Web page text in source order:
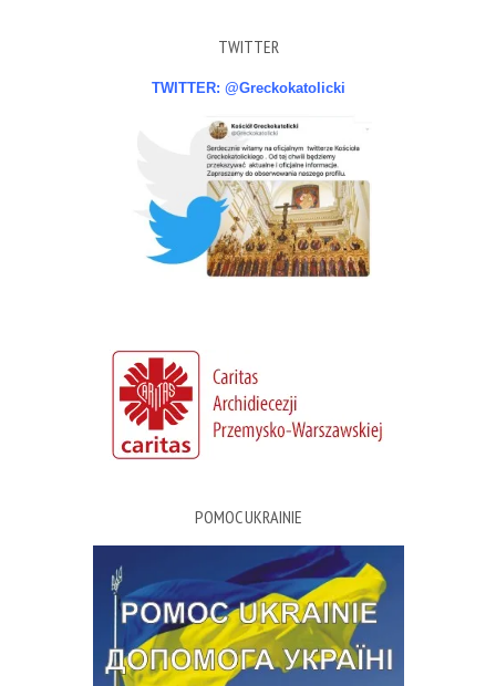
TWITTER
TWITTER: @Greckokatolicki
POMOC UKRAINIE